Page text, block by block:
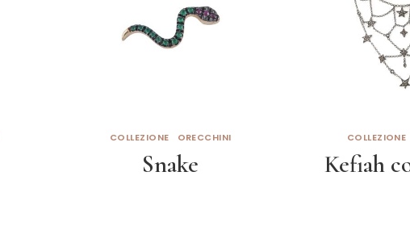
COLLEZIONE ORECCHINI
Snake
COLLEZIONE
Kefiah